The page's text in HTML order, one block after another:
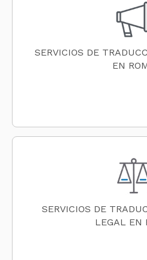
SERVICIOS DE
EN
SERVICIOS DE
LEGAL EN